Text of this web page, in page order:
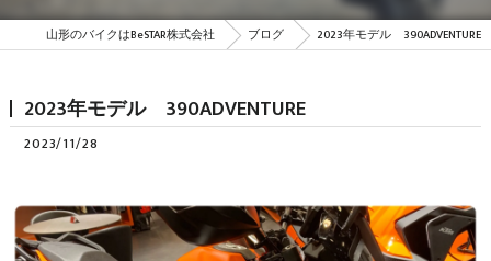
山形のバイクはBeSTAR株式会社 ブログ 2023年モデル 390ADVENTURE
2023年モデル 390ADVENTURE
2023/11/28